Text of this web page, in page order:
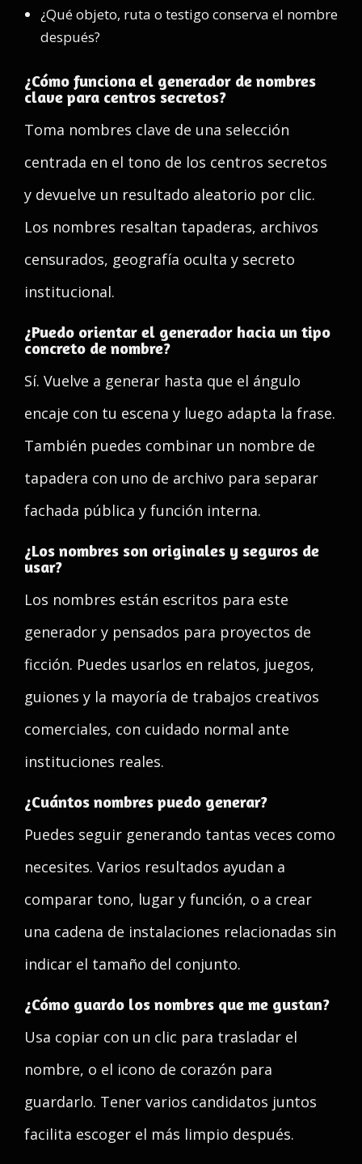
¿Qué objeto, ruta o testigo conserva el nombre
después?
¿Cómo funciona el generador de nombres
clave para centros secretos?
Toma nombres clave de una selección
centrada en el tono de los centros secretos
y devuelve un resultado aleatorio por clic.
Los nombres resaltan tapaderas, archivos
censurados, geografía oculta y secreto
institucional.
¿Puedo orientar el generador hacia un tipo
concreto de nombre?
Sí. Vuelve a generar hasta que el ángulo
encaje con tu escena y luego adapta la frase.
También puedes combinar un nombre de
tapadera con uno de archivo para separar
fachada pública y función interna.
¿Los nombres son originales y seguros de
usar?
Los nombres están escritos para este
generador y pensados para proyectos de
ficción. Puedes usarlos en relatos, juegos,
guiones y la mayoría de trabajos creativos
comerciales, con cuidado normal ante
instituciones reales.
¿Cuántos nombres puedo generar?
Puedes seguir generando tantas veces como
necesites. Varios resultados ayudan a
comparar tono, lugar y función, o a crear
una cadena de instalaciones relacionadas sin
indicar el tamaño del conjunto.
¿Cómo guardo los nombres que me gustan?
Usa copiar con un clic para trasladar el
nombre, o el icono de corazón para
guardarlo. Tener varios candidatos juntos
facilita escoger el más limpio después.